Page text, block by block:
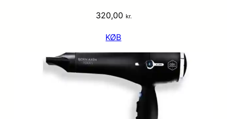
320,00 kr.
KØB